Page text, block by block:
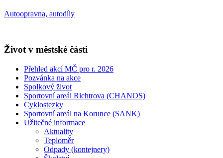
Autoopravna, autodíly
Život v městské části
Přehled akcí MČ pro r. 2026
Pozvánka na akce
Spolkový život
Sportovní areál Richtrova (CHANOS)
Cyklostezky
Sportovní areál na Korunce (SANK)
Užitečné informace
Aktuality
Teploměr
Odpady (kontejnery)